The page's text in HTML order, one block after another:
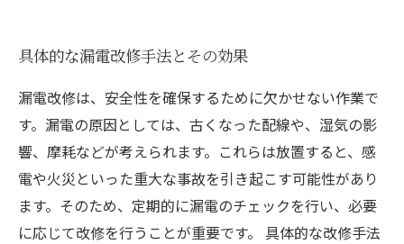
具体的な漏電改修手法とその効果
漏電改修は、安全性を確保するために欠かせない作業で
す。漏電の原因としては、古くなった配線や、湿気の影
響、摩耗などが考えられます。これらは放置すると、感
電や火災といった重大な事故を引き起こす可能性があり
ます。そのため、定期的に漏電のチェックを行い、必要
に応じて改修を行うことが重要です。 具体的な改修手法